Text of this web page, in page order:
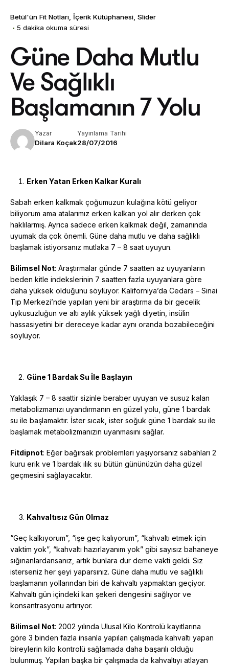
Betül'ün Fit Notları İçerik Kütüphanesi Slider
5 dakika okuma süresi
Güne Daha Mutlu
Ve Sağlıklı
Başlamanın 7 Yolu
Yazar
Dilara Koçak
Yayınlama Tarihi
28/07/2016
Erken Yatan Erken Kalkar Kuralı
Sabah erken kalkmak çoğumuzun kulağına kötü geliyor
biliyorum ama atalarımız erken kalkan yol alır derken çok
haklılarmış. Ayrıca sadece erken kalkmak değil, zamanında
uyumak da çok önemli. Güne daha mutlu ve daha sağlıklı
başlamak istiyorsanız mutlaka 7 – 8 saat uyuyun.
Bilimsel Not: Araştırmalar günde 7 saatten az uyuyanların
beden kitle indekslerinin 7 saatten fazla uyuyanlara göre
daha yüksek olduğunu söylüyor. Kaliforniya’da Cedars – Sinai
Tıp Merkezi’nde yapılan yeni bir araştırma da bir gecelik
uykusuzluğun ve altı aylık yüksek yağlı diyetin, insülin
hassasiyetini bir dereceye kadar aynı oranda bozabileceğini
söylüyor.
Güne 1 Bardak Su İle Başlayın
Yaklaşık 7 – 8 saattir sizinle beraber uyuyan ve susuz kalan
metabolizmanızı uyandırmanın en güzel yolu, güne 1 bardak
su ile başlamaktır. İster sıcak, ister soğuk güne 1 bardak su ile
başlamak metabolizmanızın uyanmasını sağlar.
Fitdipnot: Eğer bağırsak problemleri yaşıyorsanız sabahları 2
kuru erik ve 1 bardak ılık su bütün gününüzün daha güzel
geçmesini sağlayacaktır.
Kahvaltısız Gün Olmaz
“Geç kalkıyorum”, “işe geç kalıyorum”, “kahvaltı etmek için
vaktim yok”, “kahvaltı hazırlayanım yok” gibi sayısız bahaneye
sığınanlardansanız, artık bunlara dur deme vakti geldi. Siz
isterseniz her şeyi yaparsınız. Güne daha mutlu ve sağlıklı
başlamanın yollarından biri de kahvaltı yapmaktan geçiyor.
Kahvaltı gün içindeki kan şekeri dengesini sağlıyor ve
konsantrasyonu artırıyor.
Bilimsel Not: 2002 yılında Ulusal Kilo Kontrolü kayıtlarına
göre 3 binden fazla insanla yapılan çalışmada kahvaltı yapan
bireylerin kilo kontrolü sağlamada daha başarılı olduğu
bulunmuş. Yapılan başka bir çalışmada da kahvaltıyı atlayan